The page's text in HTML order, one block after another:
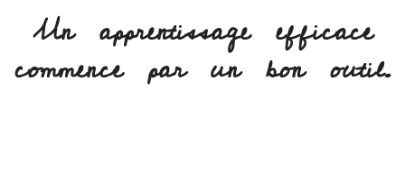
Un apprentissage efficace
commence par un bon outil.